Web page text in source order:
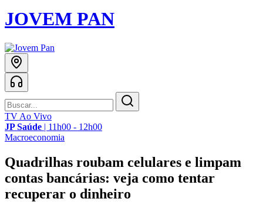
JOVEM PAN
TV Ao Vivo
JP Saúde | 11h00 - 12h00
Macroeconomia
Quadrilhas roubam celulares e limpam
contas bancárias: veja como tentar
recuperar o dinheiro